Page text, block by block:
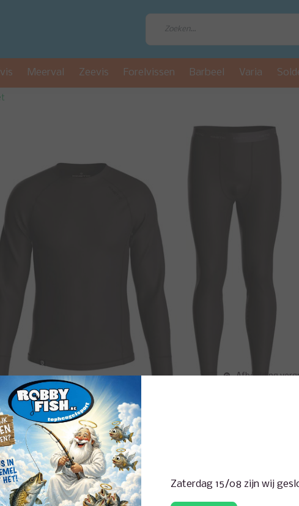
Meerval Zeevis Forelvissen Barbeel Varia
Afbeelding
basis voor uw dagelijkse laagjessysteem (thermisch ondergoed) bij
naadsteken verminderen schuren. De 4-way
Zaterdag 15/08 zijn wij